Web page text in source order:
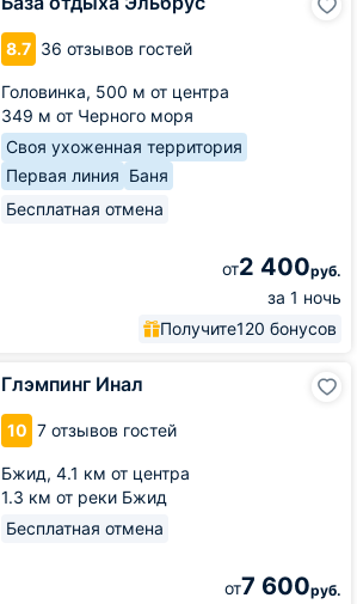
8.7 36 отзывов гостей
Головинка, 500 м от центра
349 м от Черного моря
Своя ухоженная территория
Первая линия Баня
Бесплатная отмена
от2 400руб.
за 1 ночь
Получите120 бонусов
Глэмпинг Инал
10 7 отзывов гостей
Бжид, 4.1 км от центра
1.3 км от реки Бжид
Бесплатная отмена
от7 600руб.